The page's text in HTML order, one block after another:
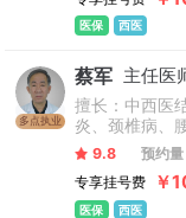
医保 西医
多点执业
蔡军 主任医
擅长：中西医
炎、颈椎病、
炎、腰椎峡部
损伤、关节痛
病、腰椎病，
神经卡压以及
9.8 预约量
专享挂号费
￥
医保 西医